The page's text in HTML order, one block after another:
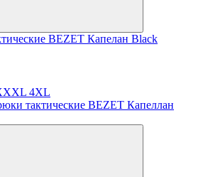
BEZET Капелан Black
4XL